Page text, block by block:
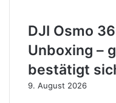
DJI Osmo
Unboxing –
bestätigt
9. August 2026